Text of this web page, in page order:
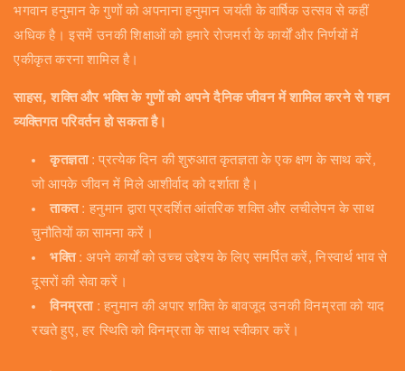
भगवान हनुमान के गुणों को अपनाना हनुमान जयंती के वार्षिक उत्सव से कहीं
अधिक है। इसमें उनकी शिक्षाओं को हमारे रोजमर्रा के कार्यों और निर्णयों में
एकीकृत करना शामिल है।
साहस, शक्ति और भक्ति के गुणों को अपने दैनिक जीवन में शामिल करने से गहन
व्यक्तिगत परिवर्तन हो सकता है।
कृतज्ञता: प्रत्येक दिन की शुरुआत कृतज्ञता के एक क्षण के साथ करें,
जो आपके जीवन में मिले आशीर्वाद को दर्शाता है।
ताकत: हनुमान द्वारा प्रदर्शित आंतरिक शक्ति और लचीलेपन के साथ
चुनौतियों का सामना करें।
भक्ति: अपने कार्यों को उच्च उद्देश्य के लिए समर्पित करें, निस्वार्थ भाव से
दूसरों की सेवा करें।
विनम्रता : हनुमान की अपार शक्ति के बावजूद उनकी विनम्रता को याद
रखते हुए, हर स्थिति को विनम्रता के साथ स्वीकार करें।